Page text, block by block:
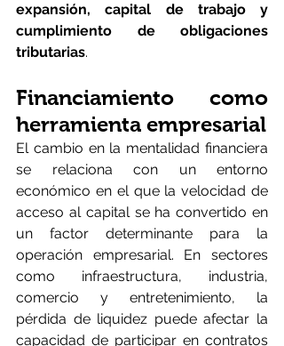
expansión, capital de trabajo y
cumplimiento de obligaciones
tributarias.
Financiamiento como
herramienta empresarial
El cambio en la mentalidad financiera
se relaciona con un entorno
económico en el que la velocidad de
acceso al capital se ha convertido en
un factor determinante para la
operación empresarial. En sectores
como infraestructura, industria,
comercio y entretenimiento, la
pérdida de liquidez puede afectar la
capacidad de participar en contratos